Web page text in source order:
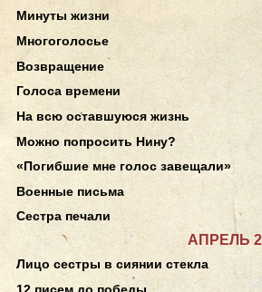
Минуты жизни
Многоголосье
Возвращение
Голоса времени
На всю оставшуюся жизнь
Можно попросить Нину?
«Погибшие мне голос завещали»
Военные письма
Сестра печали
АПРЕЛЬ
Лицо сестры в сиянии стекла
12 писем до победы